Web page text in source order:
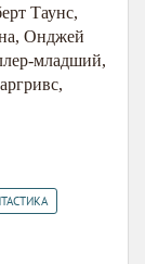
Таунс,
, Онджей
младший,
,